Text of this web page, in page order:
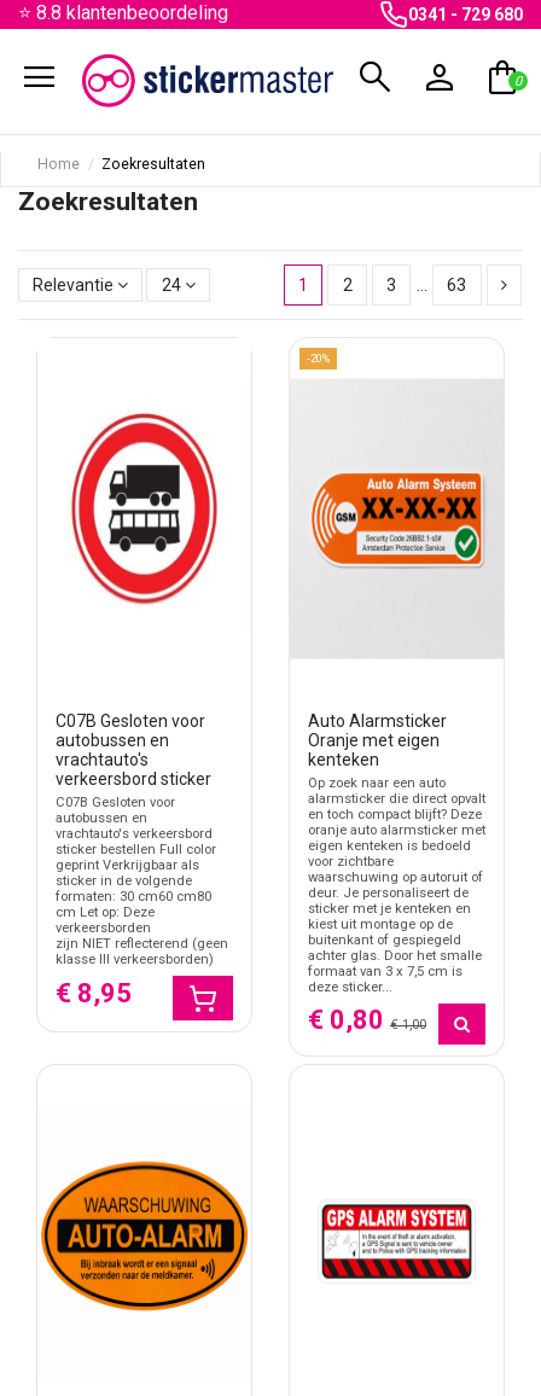
⭐ 8.8 klantenbeoordeling 0341 - 729 680
menu search person shopping_bag
0
Home Zoekresultaten
Zoekresultaten
1 2 3 63
Relevantie 24
C07B Gesloten voor
autobussen en
vrachtauto's
verkeersbord sticker
C07B Gesloten voor
autobussen en
vrachtauto's verkeersbord
sticker bestellen Full color
geprint Verkrijgbaar als
sticker in de volgende
formaten: 30 cm60 cm80
cm Let op: Deze
verkeersborden
zijn NIET reflecterend (geen
klasse III verkeersborden)
€ 8,95
-20%
Auto Alarmsticker
Oranje met eigen
kenteken
Op zoek naar een auto
alarmsticker die direct opvalt
en toch compact blijft? Deze
oranje auto alarmsticker met
eigen kenteken is bedoeld
voor zichtbare
waarschuwing op autoruit of
deur. Je personaliseert de
sticker met je kenteken en
kiest uit montage op de
buitenkant of gespiegeld
achter glas. Door het smalle
formaat van 3 x 7,5 cm is
deze sticker...
€ 0,80 € 1,00